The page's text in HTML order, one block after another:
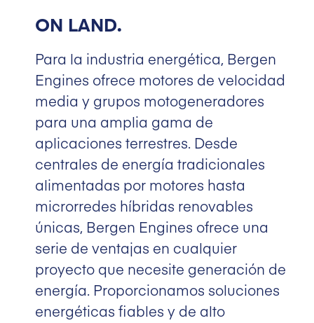
ON LAND.
Para la industria energética, Bergen
Engines ofrece motores de velocidad
media y grupos motogeneradores
para una amplia gama de
aplicaciones terrestres. Desde
centrales de energía tradicionales
alimentadas por motores hasta
microrredes híbridas renovables
únicas, Bergen Engines ofrece una
serie de ventajas en cualquier
proyecto que necesite generación de
energía. Proporcionamos soluciones
energéticas fiables y de alto